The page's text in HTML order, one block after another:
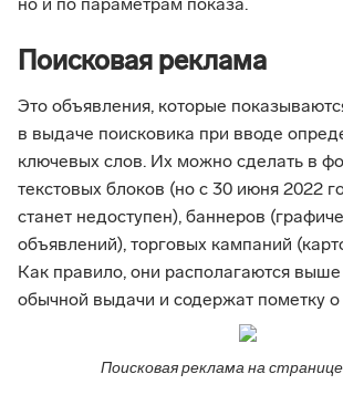
но и по параметрам показа.
Поисковая реклама
Это объявления, которые
в выдаче поисковика при вводе
ключевых слов. Их можно сделать в
текстовых блоков (но с 30 июня 2022
станет недоступен), баннеров
объявлений), торговых кампаний
Как правило, они располагаются
обычной выдачи и содержат пометку
Поисковая реклама на